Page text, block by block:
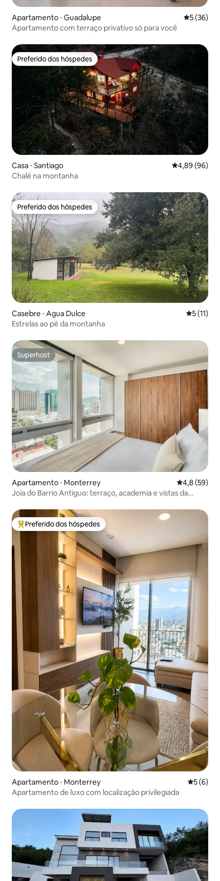
Apartamento ⋅ Guadalupe 5 de uma
5 (36)
Apartamento com terraço privativo só para você
Preferido dos hóspedes
Preferido dos hóspedes
Casa ⋅ Santiago 4,89 de uma
4,89 (96)
Chalé na montanha
Preferido dos hóspedes
Preferido dos hóspedes
Casebre ⋅ Agua Dulce 5 de uma
5 (11)
Estrelas ao pé da montanha
Superhost
Superhost
Apartamento ⋅ Monterrey 4,8 de uma
4,8 (59)
Joia do Barrio Antiguo: terraço, academia e vistas da
Entre os melhores preferidos dos hóspedes
Preferido dos hóspedes
Apartamento ⋅ Monterrey 5 de
5 (6)
Apartamento de luxo com localização privilegiada